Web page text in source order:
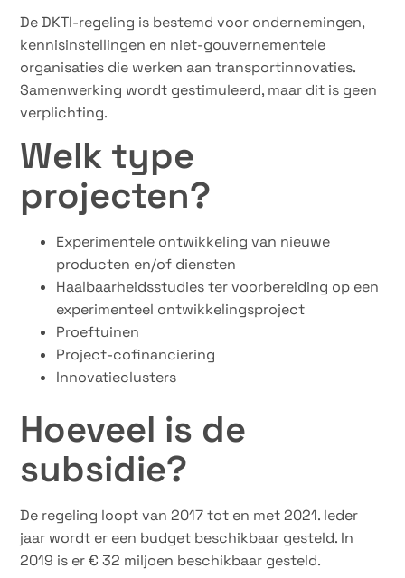
De DKTI-regeling is bestemd voor ondernemingen,
kennisinstellingen en niet-gouvernementele
organisaties die werken aan transportinnovaties.
Samenwerking wordt gestimuleerd, maar dit is geen
verplichting.
Welk type
projecten?
Experimentele ontwikkeling van nieuwe
producten en/of diensten
Haalbaarheidsstudies ter voorbereiding op een
experimenteel ontwikkelingsproject
Proeftuinen
Project-cofinanciering
Innovatieclusters
Hoeveel is de
subsidie?
De regeling loopt van 2017 tot en met 2021. Ieder
jaar wordt er een budget beschikbaar gesteld. In
2019 is er € 32 miljoen beschikbaar gesteld.